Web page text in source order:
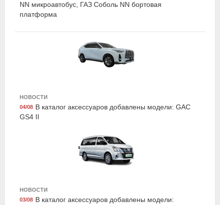
Exist E59445LCG
NN микроавтобус, ГАЗ Соболь NN бортовая
платформа
НОВОСТИ
04/08 В каталог аксессуаров добавлены модели: GAC
GS4 II
НОВОСТИ
03/08 В каталог аксессуаров добавлены модели: